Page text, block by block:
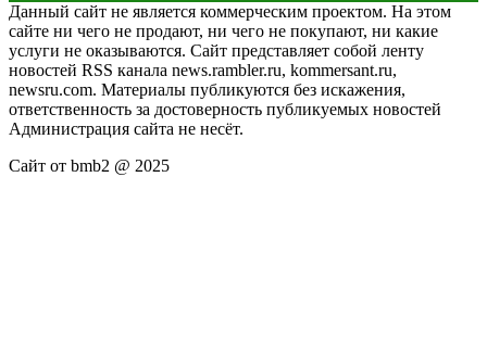
Данный сайт не является коммерческим проектом. На этом
сайте ни чего не продают, ни чего не покупают, ни какие
услуги не оказываются. Сайт представляет собой ленту
новостей RSS канала news.rambler.ru, kommersant.ru,
newsru.com. Материалы публикуются без искажения,
ответственность за достоверность публикуемых новостей
Администрация сайта не несёт.
Сайт от bmb2 @ 2025